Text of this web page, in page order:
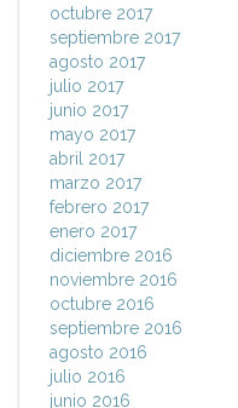
octubre 2017
septiembre 2017
agosto 2017
julio 2017
junio 2017
mayo 2017
abril 2017
marzo 2017
febrero 2017
enero 2017
diciembre 2016
noviembre 2016
octubre 2016
septiembre 2016
agosto 2016
julio 2016
junio 2016